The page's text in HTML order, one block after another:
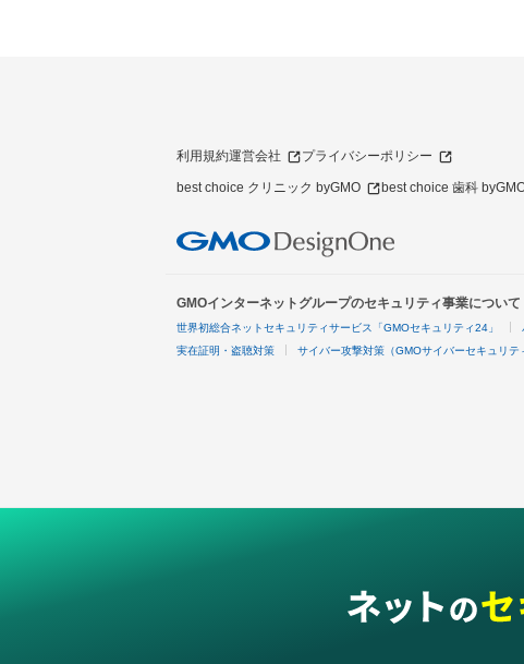
利用規約運営会社 プライバシーポリシー
best choice クリニック byGMO best choice 歯科
GMOインターネットグループのセキュリティ事業について
世界初総合ネットセキュリティサービス「GMOセキュリティ24」
実在証明・盗聴対策 サイバー攻撃対策（GMOサイバーセキュリテ